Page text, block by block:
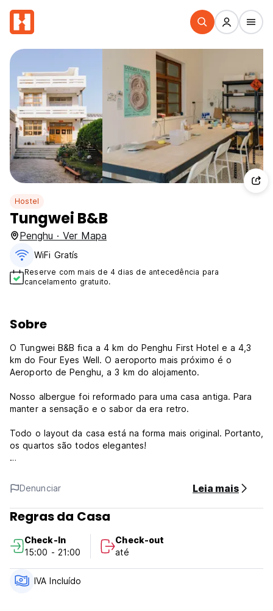
Hostel
Tungwei B&B
Penghu · Ver Mapa
WiFi Gratís
Reserve com mais de 4 dias de antecedência para
cancelamento gratuito.
Sobre
O Tungwei B&B fica a 4 km do Penghu First Hotel e a 4,3
km do Four Eyes Well. O aeroporto mais próximo é o
Aeroporto de Penghu, a 3 km do alojamento.
Nosso albergue foi reformado para uma casa antiga. Para
manter a sensação e o sabor da era retro.
Todo o layout da casa está na forma mais original. Portanto,
os quartos são todos elegantes!
caso de cancelamento tardio ou No Show, será cobrada a
primeira noite da sua estadia.
Check-in das 15h00 às 21h00 .
Check-out das 09h00 às 11h00 .
Café da manhã não incluído.
Sem toque de recolher.
Aceita animais de estimação.
Adequado para crianças.
Denunciar Leia mais
Regras da Casa
Check-In
15:00 - 21:00
Check-out
até
IVA Incluído